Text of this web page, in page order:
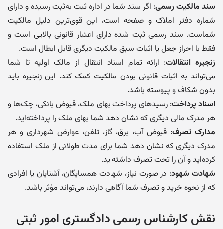
سند مالکیت رسمی: اگر سند شما در اداره ثبت به‌ثبت رسیده و دارای
شماره دفتر املاک و صفحه است، این قوی‌ترین دلیل مالکیت
شماست. سند رسمی ثبت شده دارای اعتبار قانونی بالایی است و
فقط با احراز جعل یا اثبات سبق مالکیت دیگری قابل ابطال است.
زنجیره انتقالات: ارائه تمام اسناد انتقال از مالک اولیه تا شما
می‌تواند به اثبات قانونی بودن مالکیت کمک کند. این زنجیره باید
بدون شکاف و پیوسته باشد.
اسناد پرداخت: رسیدهای پرداخت بهای ملک، قبوض بانکی، چک‌ها و
هر مدرک مالی دیگری که نشان دهد شما بهای ملک را پرداخته‌اید.
مدارک تصرف: قبوض آب، برق، گاز، تلفن، عوارض شهرداری و هر
مدرک دیگری که نشان دهد شما برای مدت طولانی از ملک استفاده
کرده‌اید و آن را تحت تصرف داشته‌اید.
شهادت شهود: در صورت نیاز، شهادت همسایگان، آشنایان یا افرادی
که از نحوه خرید و تصرف شما آگاهی دارند، می‌تواند مؤثر باشد.
نقش کارشناس رسمی دادگستری امور ثبتی